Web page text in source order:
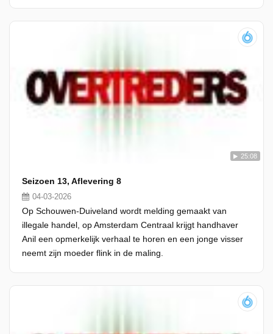
25:08
Seizoen 13, Aflevering 8
04-03-2026
Op Schouwen-Duiveland wordt melding gemaakt van
illegale handel, op Amsterdam Centraal krijgt handhaver
Anil een opmerkelijk verhaal te horen en een jonge visser
neemt zijn moeder flink in de maling.